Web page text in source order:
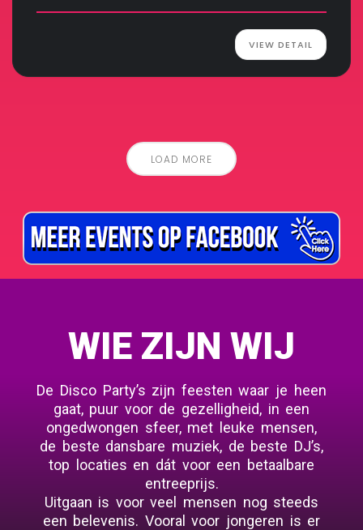
VIEW DETAIL
LOAD MORE
WIE ZIJN WIJ
De Disco Party’s zijn feesten waar je heen
gaat, puur voor de gezelligheid, in een
ongedwongen sfeer, met leuke mensen,
de beste dansbare muziek, de beste DJ’s,
top locaties en dát voor een betaalbare
entreeprijs.
Uitgaan is voor veel mensen nog steeds
een belevenis. Vooral voor jongeren is er